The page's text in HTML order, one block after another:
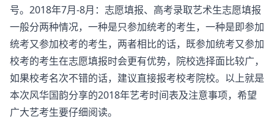
号。2018年7月-8月：志愿填报、高考录取艺术生志愿填报
一般分两种情况，一种是只参加统考的考生，一种是即参加
统考又参加校考的考生，两者相比的话，既参加统考又参加
校考的考生在志愿填报时会更有优势，院校选择面比较广，
如果校考名次不错的话，建议直接报考校考院校。以上就是
本次风华国韵分享的2018年艺考时间表及注意事项，希望
广大艺考生要仔细阅读。